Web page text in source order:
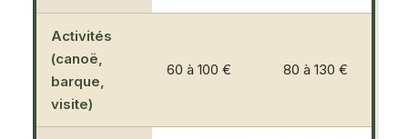
Activités
(canoë,
barque,
visite)
60 à 100 € 80 à 130 €